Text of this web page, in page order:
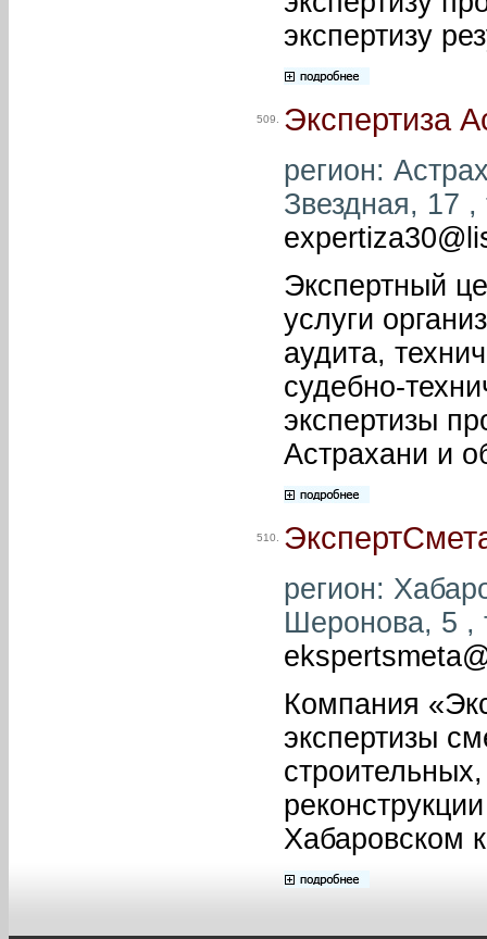
экспертизу
509. Экспертиза
регион:
Звездная, 17
Экспертный
услуги
аудита,
судебно-
экспертизы
Астрахани и
510.
регион:
Шеронова, 5 ,
Компания
экспертизы
Хабаровском